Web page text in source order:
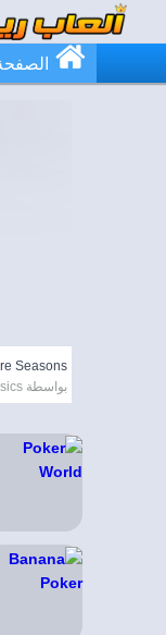
Seasons
بواسطة bestphysics